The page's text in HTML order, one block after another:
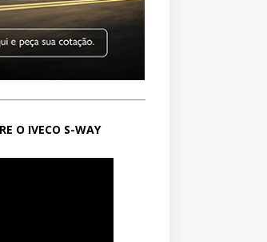
O IVECO S-WAY